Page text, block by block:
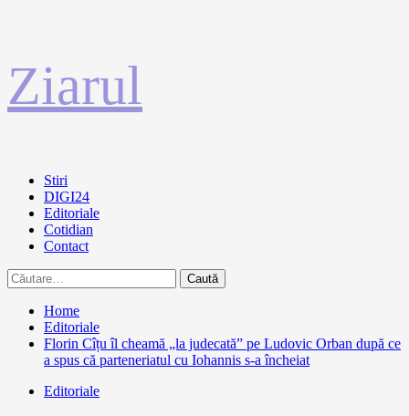
la
conținut
Ziarul
Primary
Menu
Stiri
DIGI24
Editoriale
Cotidian
Contact
Caută
după:
Home
Editoriale
Florin Cîțu îl cheamă „la judecată” pe Ludovic Orban după ce
a spus că parteneriatul cu Iohannis s-a încheiat
Editoriale